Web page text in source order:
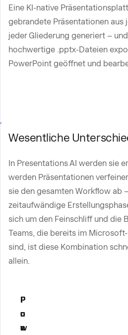
Eine KI-native
gebrandete Präsentationen aus
jeder Gliederung generiert –
hochwertige .pptx-Dateien
PowerPoint geöffnet und
Wesentliche
In Presentations AI werden sie
werden Präsentationen
sie den gesamten Workflow ab
zeitaufwändige
sich um den Feinschliff und die
Teams, die bereits im
sind, ist diese Kombination
allein.
F
u
n
P
o
w
P
r
e